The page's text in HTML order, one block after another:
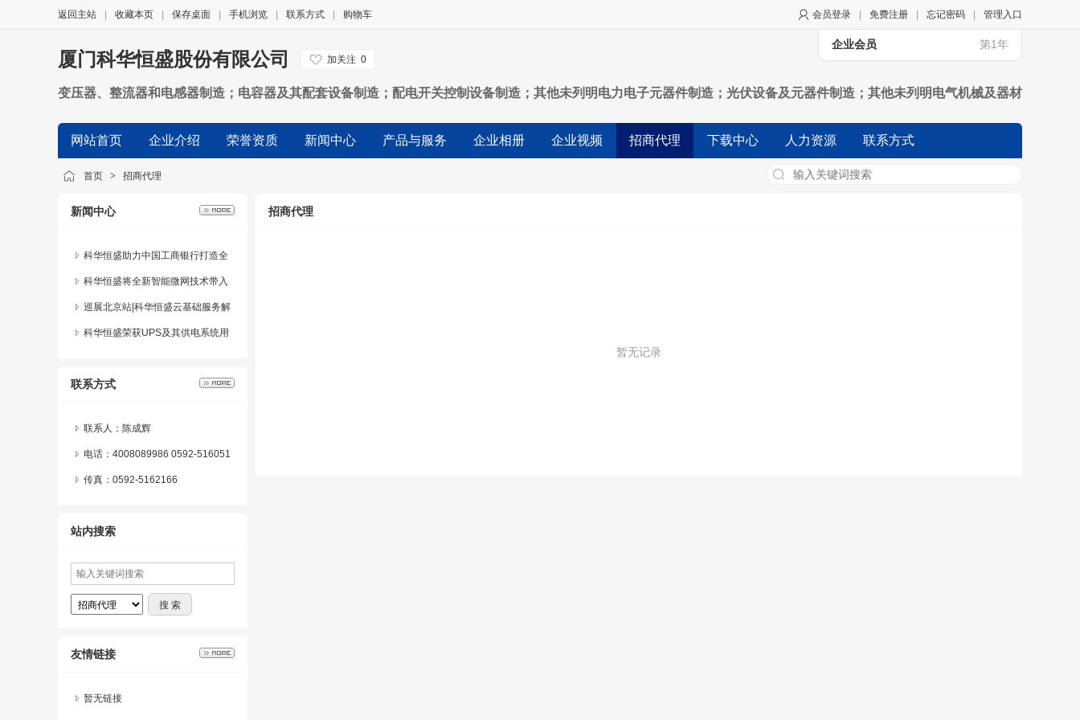
会员登录 免费注册 忘记密码 管理入口
返回主站 收藏本页 保存桌面 手机浏览 联系方式 购物车
企业会员 第1年
厦门科华恒盛股份有限公司 加关注 0
变压器、整流器和电感器制造；电容器及其配套设备制造；配电开关控制设备制造；其他未列明电力电子元器件制造；光伏设备及元器件制造；其他未列明电气机械及器材
明电力生产；电力供应；计算机、软件及辅助设备批发；其他机械设备及电子产品批发；经营各类商品和技术的进出口（不另附进出口商品目录），但国家限定公司经营或
禁止进出口的商品及技术除外；其他未列明批发业（不含需经许可
网站首页 企业介绍 荣誉资质 新闻中心 产品与服务 企业相册 企业视频 招商代理 下载中心 人力资源 联系方式
首页 > 招商代理
新闻中心
科华恒盛助力中国工商银行打造全
行首个模块化机房
科华恒盛将全新智能微网技术带入
印尼国际太阳能展
巡展北京站|科华恒盛云基础服务解
决方案对接首都信息化建设
科华恒盛荣获UPS及其供电系统用
联系方式
联系人：陈成辉
电话：4008089986 0592-516051
6
传真：0592-5162166
站内搜索
友情链接
暂无链接
招商代理
暂无记录